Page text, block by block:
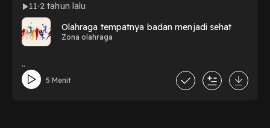
11 2 tahun lalu
Olahraga tempatnya badan menjadi sehat
Zona olahraga
..
5 Menit